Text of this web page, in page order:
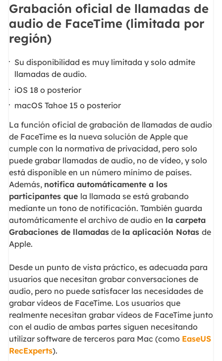
Grabación oficial de llamadas de
audio de FaceTime (limitada por
región)
Su disponibilidad es muy limitada y solo admite
llamadas de audio.
iOS 18 o posterior
macOS Tahoe 15 o posterior
La función oficial de grabación de llamadas de audio
de FaceTime es la nueva solución de Apple que
cumple con la normativa de privacidad, pero solo
puede grabar llamadas de audio, no de vídeo, y solo
está disponible en un número mínimo de países.
Además, notifica automáticamente a los
participantes que la llamada se está grabando
mediante un tono de notificación. También guarda
automáticamente el archivo de audio en la carpeta
Grabaciones de llamadasde la aplicación Notas de
Apple.
Desde un punto de vista práctico, es adecuada para
usuarios que necesitan grabar conversaciones de
audio, pero no puede satisfacer las necesidades de
grabar vídeos de FaceTime. Los usuarios que
realmente necesitan grabar vídeos de FaceTime junto
con el audio de ambas partes siguen necesitando
utilizar software de terceros para Mac (como EaseUS
RecExperts).